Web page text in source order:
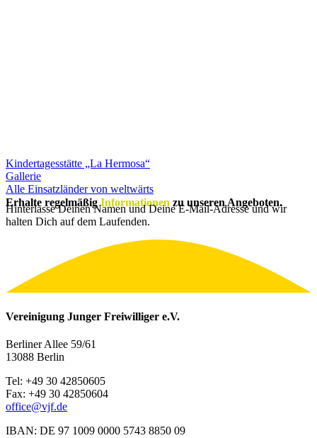
Kindertagesstätte „La Hermosa“
Gallerie
Alle Einsatzländer von weltwärts
Erhalte regelmäßig Informationen zu unseren Angeboten.
Hinterlasse Deinen Namen und Deine E-Mail-Adresse und wir
halten Dich auf dem Laufenden.
Vereinigung Junger Freiwilliger e.V.
Berliner Allee 59/61
13088 Berlin
Tel: +49 30 42850605
Fax: +49 30 42850604
office@vjf.de
IBAN: DE 97 1009 0000 5743 8850 09